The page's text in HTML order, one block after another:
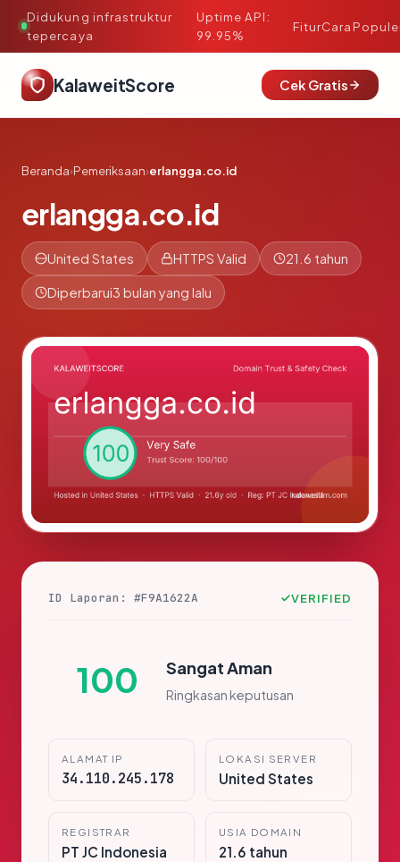
Didukung infrastruktur
tepercaya
·
Uptime API:
99.95%
FiturCara
KalaweitScore Cek Gratis
Beranda›Pemeriksaan›erlangga.co.id
erlangga.co.id
United States HTTPS Valid 21.6 tahun
Diperbarui3 bulan yang lalu
ID Laporan: #F9A1622A VERIFIED
100 Sangat Aman
Ringkasan keputusan
ALAMAT IP
34.110.245.178
LOKASI SERVER
United States
REGISTRAR
PT JC Indonesia
USIA DOMAIN
21.6 tahun